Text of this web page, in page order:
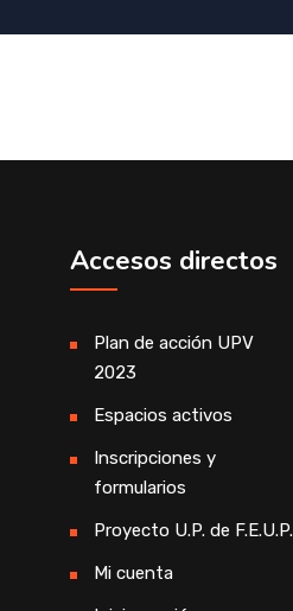
Accesos directos
Plan de acción UPV
2023
Espacios activos
Inscripciones y
formularios
Proyecto U.P. de F.E.U.P.
Mi cuenta